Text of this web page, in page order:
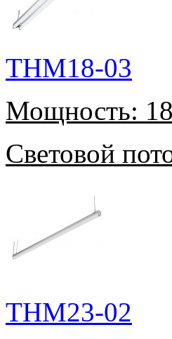
THM18-03
Мощность:
Световой
THM23-02